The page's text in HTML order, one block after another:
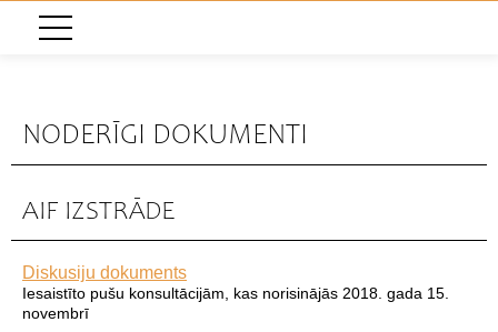
NODERĪGI DOKUMENTI
AIF IZSTRĀDE
Diskusiju dokuments
Iesaistīto pušu konsultācijām, kas norisinājās 2018. gada 15.
novembrī